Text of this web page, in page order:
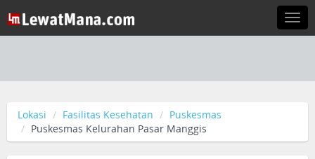
Lokasi Fasilitas Kesehatan
Puskesmas
Puskesmas Kelurahan Pasar Manggis